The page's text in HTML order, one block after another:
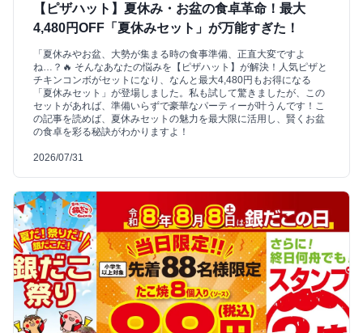
【ピザハット】夏休み・お盆の食卓革命！最大
4,480円OFF「夏休みセット」が万能すぎた！
「夏休みやお盆、大勢が集まる時の食事準備、正直大変ですよ
ね…？🔥 そんなあなたの悩みを【ピザハット】が解決！人気ピザと
チキンコンボがセットになり、なんと最大4,480円もお得になる
「夏休みセット」が登場しました。私も試して驚きましたが、この
セットがあれば、準備いらずで豪華なパーティーが叶うんです！こ
の記事を読めば、夏休みセットの魅力を最大限に活用し、賢くお盆
の食卓を彩る秘訣がわかりますよ！
2026/07/31